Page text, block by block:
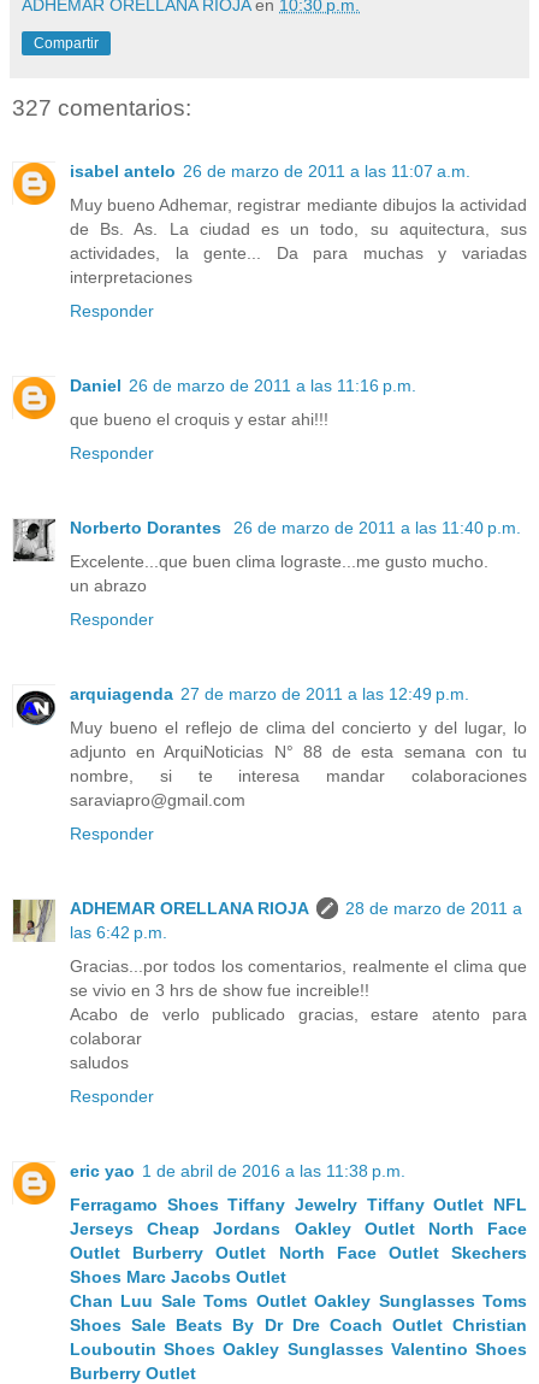
ADHEMAR ORELLANA RIOJA en 10:30 p.m.
Compartir
327 comentarios:
isabel antelo 26 de marzo de 2011 a las 11:07 a.m.
Muy bueno Adhemar, registrar mediante dibujos la actividad
de Bs. As. La ciudad es un todo, su aquitectura, sus
actividades, la gente... Da para muchas y variadas
interpretaciones
Responder
Daniel 26 de marzo de 2011 a las 11:16 p.m.
que bueno el croquis y estar ahi!!!
Responder
Norberto Dorantes
26 de marzo de 2011 a las 11:40 p.m.
Excelente...que buen clima lograste...me gusto mucho.
un abrazo
Responder
arquiagenda 27 de marzo de 2011 a las 12:49 p.m.
Muy bueno el reflejo de clima del concierto y del lugar, lo
adjunto en ArquiNoticias N° 88 de esta semana con tu
nombre, si te interesa mandar colaboraciones
saraviapro@gmail.com
Responder
ADHEMAR ORELLANA RIOJA
28 de marzo de 2011 a
las 6:42 p.m.
Gracias...por todos los comentarios, realmente el clima que
se vivio en 3 hrs de show fue increible!!
Acabo de verlo publicado gracias, estare atento para
colaborar
saludos
Responder
eric yao 1 de abril de 2016 a las 11:38 p.m.
Ferragamo Shoes Tiffany Jewelry Tiffany Outlet NFL
Jerseys
Cheap Jordans Oakley Outlet
North Face
Outlet
Burberry Outlet North Face Outlet
Skechers
Shoes Marc Jacobs Outlet
Chan Luu Sale Toms Outlet Oakley Sunglasses Toms
Shoes Sale Beats By Dr Dre Coach Outlet Christian
Louboutin Shoes Oakley Sunglasses Valentino Shoes
Burberry Outlet